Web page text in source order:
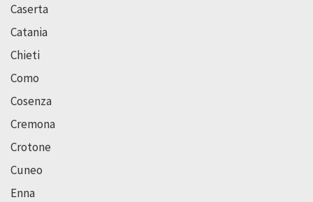
Caserta
Catania
Chieti
Como
Cosenza
Cremona
Crotone
Cuneo
Enna